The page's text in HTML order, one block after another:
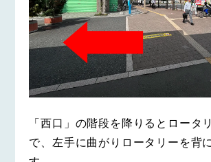
「西口」の階段を降りるとロータ
で、左手に曲がりロータリーを背